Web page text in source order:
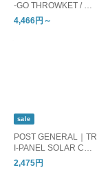
-GO THROWKET / ス
ローケット
4,466円～
sale
POST GENERAL｜TR
I-PANEL SOLAR CHA
RGED LED LIGHT / ト
リパネル ソーラーチ
2,475円